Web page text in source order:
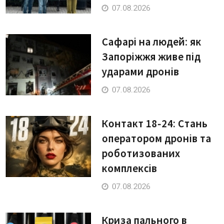
07.08.2026
Сафарі на людей: як
Запоріжжя живе під
ударами дронів
07.08.2026
Контакт 18-24: Стань
оператором дронів та
роботизованих
комплексів
07.08.2026
Криза пального в